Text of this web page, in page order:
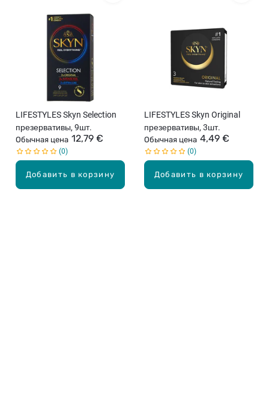
Добавить в корзину
LIFESTYLES Skyn Selection
презервативы, 9шт.
Обычная цена 12,79 €
0
Добавить в корзину
LIFESTYLES Skyn Original
презервативы, 3шт.
Обычная цена 4,49 €
0